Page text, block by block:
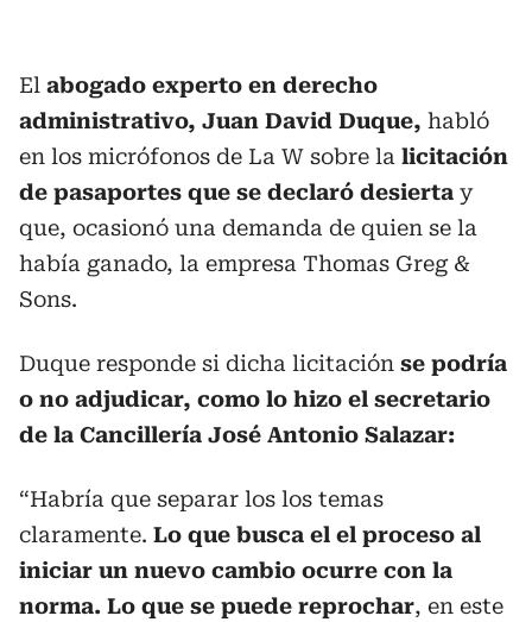
El abogado experto en derecho
administrativo, Juan David Duque, habló
en los micrófonos de La W sobre la licitación
de pasaportes que se declaró desierta y
que, ocasionó una demanda de quien se la
había ganado, la empresa Thomas Greg &
Sons.
Duque responde si dicha licitación se podría
o no adjudicar, como lo hizo el secretario
de la Cancillería José Antonio Salazar:
“Habría que separar los los temas
claramente. Lo que busca el el proceso al
iniciar un nuevo cambio ocurre con la
norma. Lo que se puede reprochar, en este